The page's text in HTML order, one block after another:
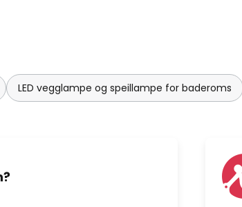
LED vegglampe og speillampe for baderoms